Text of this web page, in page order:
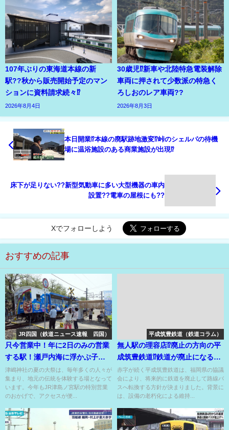
107年ぶりの東海道本線の新
駅??秋から販売開始予定のマン
ションに資料請求続々⁉
2026年8月4日
30歳児⁉新車や北陸特急電装解除
車両に押されて少数派の特急く
ろしおのレア車両??
2026年8月3日
本日開業⁉本線の廃駅跡地激変⁉峠のシェルパの待機
場に温浴施設のある商業施設が出現⁉
床下が足りない??新型気動車に多い大型機器の車内
設置??電車の屋根にも??
Xでフォローしよう
おすすめの記事
JR四国（鉄道ニュース速報 四国）
只今営業中！年に2日のみの営業
する駅！瀬戸内海に浮かぶ子供
の守り神のお祭り!!
津嶋神社の夏の大祭は、毎年多くの人々が
集まり、地元の伝統を体験する場となって
います。今年もJR津島ノ宮駅の特別営業
のおかげで、アクセスが便...
平成筑豊鉄道（鉄道コラム）
無人駅の理容店⁉廃止の方向の平
成筑豊鉄道⁉鉄道が廃止になると
店は？駅舎は？
赤字が続く平成筑豊鉄道は、福岡県の協議
会により、将来的に鉄道を廃止して路線バ
スへ転換する方針が決まりました。背景に
は、設備の老朽化による維持...